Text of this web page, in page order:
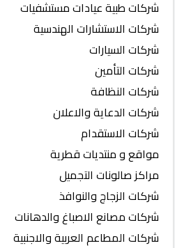
شركات طبية عيادات مستشفيات
شركات الاستشارات الهندسية
شركات السيارات
شركات التأمين
شركات النظافة
شركات الدعاية والاعلان
شركات الاستقدام
مواقع و منتديات قطرية
مراكز صالونات التجميل
شركات الزجاج والنوافذ
شركات مصانع الاصباغ والدهانات
شركات المطاعم العربية والاجنبية